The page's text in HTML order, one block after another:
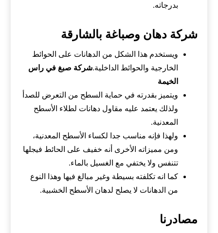
بدرجاته.
شركة دهان وصباغة بالشارقة
ويستخدم هذا الشكل من الدهانات على الحوائط
الخارجية والحوائط الداخلية.شركة صبغ في راس
الخيمة
ويتميز بقدرته في حماية السطح من التعرض للصدأ
ولذلك يعتمد عليه مقاول دهانات لطلاء الأسطح
المعدنية.
ولهذا فإنه مناسب جدا لكساء الأسطح المعدنية،
ومن مميزاته الأخرى أنه خفيف على الحائط فيجلها
تتنفس ولا يختفي مع الغسيل بالماء.
كما انه تكلفته بسيطة وغير مبالغ فيها وهذا النوع
من الدهانات لا يصلح لدهان الأسطح الخشبية.
مصادرنا